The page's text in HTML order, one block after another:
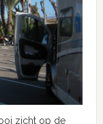
zicht op de